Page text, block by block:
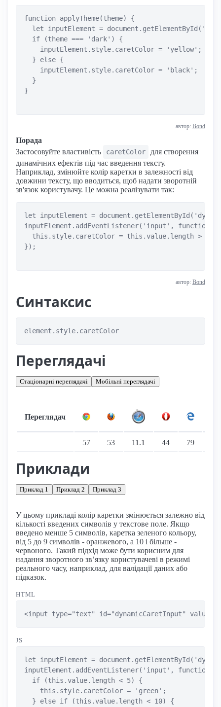
function applyTheme(theme) {
let inputElement =
  if (theme === 'dark') {
    inputElement.style.caretColor = 'yellow';
  } else {
    inputElement.style.caretColor = 'black';
  }
}
автор: Bond
Порада
Застосовуйте властивість
caretColor
для створення
динамічних ефектів під час введення тексту.
Наприклад, змінюйте колір каретки в залежності від
довжини тексту, що вводиться, щоб надати зворотній
зв'язок користувачу. Це можна реалізувати так:
let inputElement =
inputElement.addEventListener('input',
this.style.caretColor = this.value.length > 10
});
автор: Bond
Синтаксис
element.style.caretColor
Переглядачі
Стаціонарні переглядачі Мобільні переглядачі
Переглядач
57 53 11.1 44 79
Приклади
Приклад 1 Приклад 2 Приклад 3
У цьому прикладі колір каретки змінюється залежно від
кількості введених символів у текстове поле. Якщо
введено менше 5 символів, каретка зеленого кольору,
від 5 до 9 символів - оранжевого, а 10 і більше -
червоного. Такий підхід може бути корисним для
надання зворотного зв’язку користувачеві в режимі
реального часу, наприклад, для валідації даних або
підказок.
HTML
<input type="text" id="dynamicCaretInput"
JS
let inputElement =
inputElement.addEventListener('input',
  if (this.value.length < 5) {
    this.style.caretColor = 'green';
  } else if (this.value.length < 10) {